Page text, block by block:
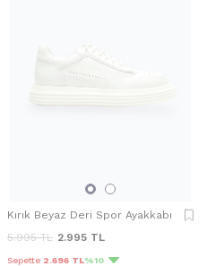
Kırık Beyaz Deri Spor Ayakkabı
5.995TL 2.995 TL
Sepette 2.696 TL%10